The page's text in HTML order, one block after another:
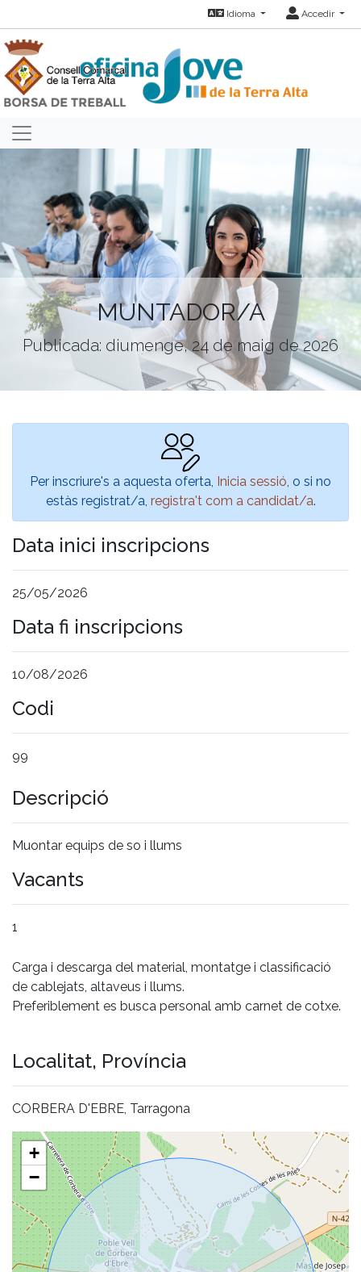
Idioma Accedir
MUNTADOR/A
Publicada: diumenge, 24 de maig de 2026
Per inscriure's a aquesta oferta, Inicia sessió , o si no
estàs registrat/a, registra't com a candidat/a.
Data inici inscripcions
25/05/2026
Data fi inscripcions
10/08/2026
Codi
99
Descripció
Muontar equips de so i llums
Vacants
1
Carga i descarga del material, montatge i classificació
de cablejats, altaveus i llums.
Preferiblement es busca personal amb carnet de cotxe.
Localitat, Província
CORBERA D'EBRE, Tarragona
+
−